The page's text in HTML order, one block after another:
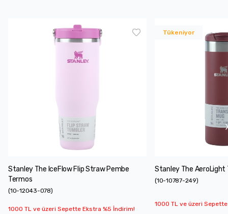
Stanley The IceFlow Flip Straw Pembe
Termos
(10-12043-078)
1000 TL ve üzeri Sepette Ekstra %5 İndirim!
Tükeniyor
Stanley The AeroLight
(10-10787-249)
1000 TL ve üzeri